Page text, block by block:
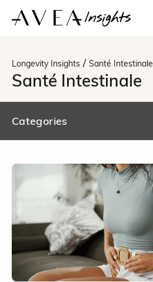
Longevity Insights / Santé Intestinale
Santé Intestinale
Categories